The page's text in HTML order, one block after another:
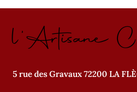
l'Artisane
5 rue des Gravaux 72200 LA